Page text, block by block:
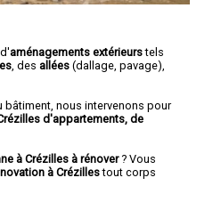
aménagements extérieurstels
, des allées (dallage, pavage),
nous intervenons pour
d'appartements, de
à Crézilles à rénover? Vous
à Crézillestout corps